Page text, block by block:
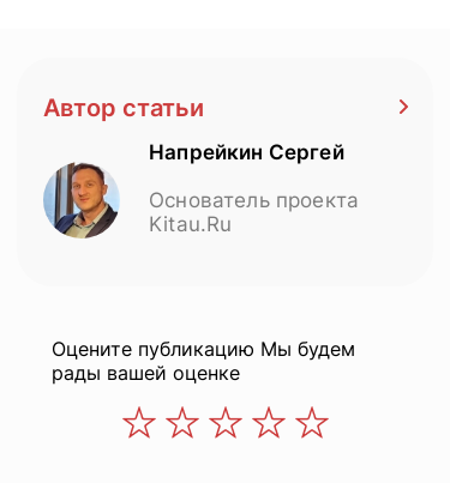
Автор статьи
Напрейкин Сергей
Основатель проекта
Kitau.Ru
Оцените публикацию Мы будем
рады вашей оценке